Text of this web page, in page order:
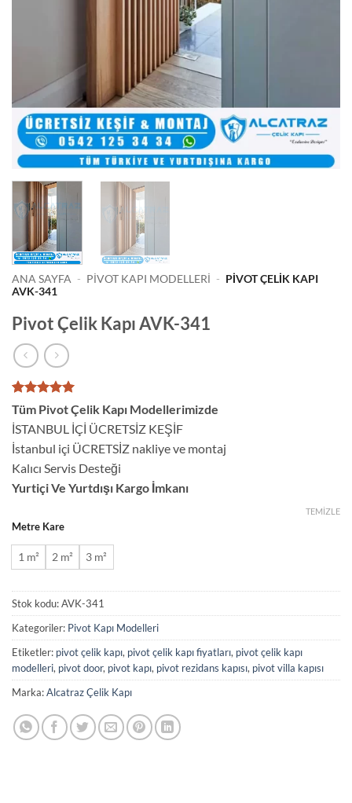
ANA SAYFA - PIVOT KAPI MODELLERI - PIVOT ÇELIK KAPI
AVK-341
Pivot Çelik Kapı AVK-341
1
müşteri
puanına
dayanarak
5 üzerinden
5puan aldı
Tüm Pivot Çelik Kapı Modellerimizde
İSTANBUL İÇİ ÜCRETSİZ KEŞİF
İstanbul içi ÜCRETSİZ nakliye ve montaj
Kalıcı Servis Desteği
Yurtiçi Ve Yurtdışı Kargo İmkanı
Metre Kare
1 m² 2 m² 3 m²
TEMIZLE
Stok kodu:AVK-341
Kategoriler: Pivot Kapı Modelleri
Etiketler: pivot çelik kapı, pivot çelik kapı fiyatları, pivot çelik kapı
modelleri, pivot door, pivot kapı, pivot rezidans kapısı, pivot villa kapısı
Marka:Alcatraz Çelik Kapı